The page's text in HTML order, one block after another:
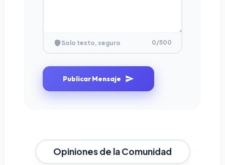
Solo texto, seguro 0/500
Publicar Mensaje
Opiniones de la Comunidad